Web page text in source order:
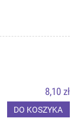
8,10 zł
DO KOSZYKA